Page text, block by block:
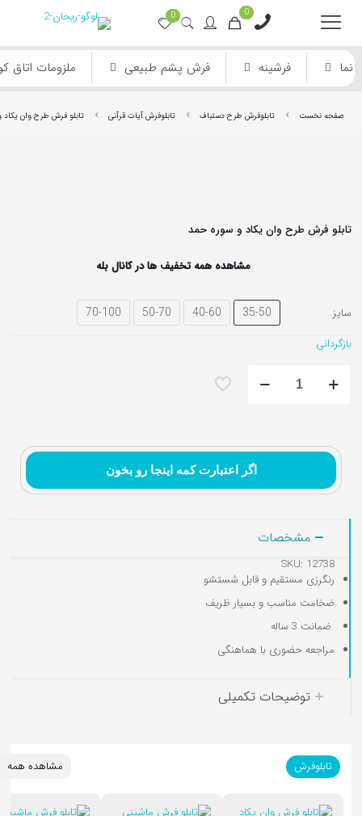
0
0
فرشینه فرش پشم طبیعی ملزومات اتاق
صفحه نخست تابلوفرش طرح دستباف تابلوفرش آیات قرآنی تابلو فرش طرح وان
تابلو فرش طرح وان یکاد و سوره حمد
مشاهده همه تخفیف ها در کانال بله
سایز 35-50
40-60
50-70
70-100
بازگردانی
فرش
سوره
حمد
عدد
اگر اعتبارت کمه اینجا رو بخون
مشخصات
SKU: 12738
رنگرزی مستقیم و قابل شستشو
ضخامت مناسب و بسیار ظریف
ضمانت 3 ساله
مراجعه حضوری با هماهنگی
توضیحات تکمیلی
تابلوفرش مشاهده همه
فرش انیمیشن
تابلوفرش گل و گلدان
مینیاتور
کوسن کودک